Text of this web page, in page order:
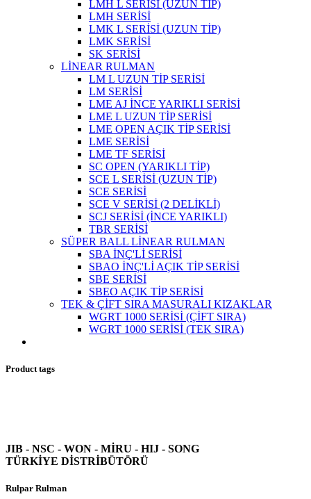
LMH L SERİSİ (UZUN TİP)
LMH SERİSİ
LMK L SERİSİ (UZUN TİP)
LMK SERİSİ
SK SERİSİ
LİNEAR RULMAN
LM L UZUN TİP SERİSİ
LM SERİSİ
LME AJ İNCE YARIKLI SERİSİ
LME L UZUN TİP SERİSİ
LME OPEN AÇIK TİP SERİSİ
LME SERİSİ
LME TF SERİSİ
SC OPEN (YARIKLI TİP)
SCE L SERİSİ (UZUN TİP)
SCE SERİSİ
SCE V SERİSİ (2 DELİKLİ)
SCJ SERİSİ (İNCE YARIKLI)
TBR SERİSİ
SÜPER BALL LİNEAR RULMAN
SBA İNÇ'Lİ SERİSİ
SBAO İNÇ'Lİ AÇIK TİP SERİSİ
SBE SERİSİ
SBEO AÇIK TİP SERİSİ
TEK & ÇİFT SIRA MASURALI KIZAKLAR
WGRT 1000 SERİSİ (ÇİFT SIRA)
WGRT 1000 SERİSİ (TEK SIRA)
Product tags
JIB - NSC - WON - MİRU - HIJ - SONG
TÜRKİYE DİSTRİBÜTÖRÜ
Rulpar Rulman